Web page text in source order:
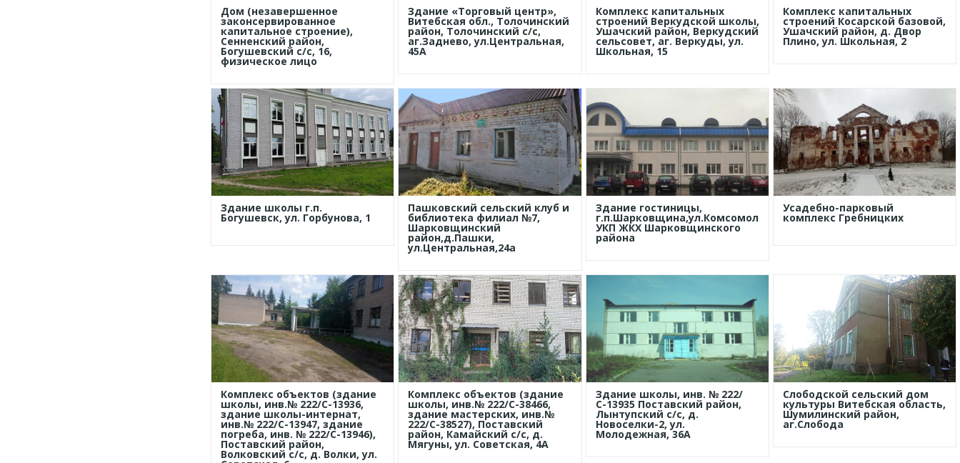
Дом (незавершенное
законсервированное
капитальное строение),
Сенненский район,
Богушевский с/с, 16,
физическое лицо
Здание «Торговый центр»,
Витебская обл., Толочинский
район, Толочинский с/с,
аг.Заднево, ул.Центральная,
45А
Комплекс капитальных
строений Веркудской школы,
Ушачский район, Веркудский
сельсовет, аг. Веркуды, ул.
Школьная, 15
Комплекс капитальных
строений Косарской базовой,
Ушачский район, д. Двор
Плино, ул. Школьная, 2
Здание школы г.п.
Богушевск, ул. Горбунова, 1
Пашковский сельский клуб и
библиотека филиал №7,
Шарковщинский
район,д.Пашки,
ул.Центральная,24а
Здание гостиницы,
г.п.Шарковщина,ул.Комсомольская,17,
УКП ЖКХ Шарковщинского
района
Усадебно-парковый
комплекс Гребницких
Комплекс объектов (здание
школы, инв.№ 222/С-13936,
здание школы-интернат,
инв.№ 222/С-13947, здание
погреба, инв. № 222/С-13946),
Поставский район,
Волковский с/с, д. Волки, ул.
Комплекс объектов (здание
школы, инв.№ 222/С-38466,
здание мастерских, инв.№
222/С-38527), Поставский
район, Камайский с/с, д.
Мягуны, ул. Советская, 4А
Здание школы, инв. № 222/
С-13935 Поставский район,
Лынтупский с/с, д.
Новоселки-2, ул.
Молодежная, 36А
Слободской сельский дом
культуры Витебская область,
Шумилинский район,
аг.Слобода